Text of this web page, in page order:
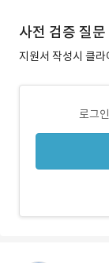
사전 검증 질문
지원서 작성시 클
로그